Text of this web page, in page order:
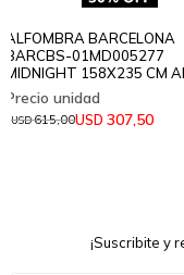
ALFOMBRA BARCELONA
BARCBS-01MD005277
MIDNIGHT 158X235 CM
USD 307,50
USD615,00
¡Suscribite y